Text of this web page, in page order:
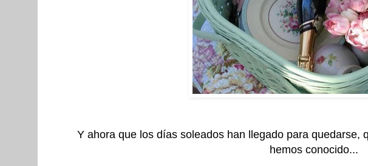
Y ahora que los días soleados han llegado para quedarse,
hemos conocido...